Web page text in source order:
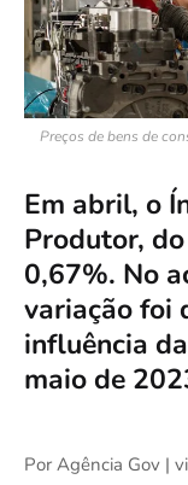
Preços de bens de
Em abril, o
Produtor,
0,67%. No
variação foi
influência
maio de
Por Agência Gov |